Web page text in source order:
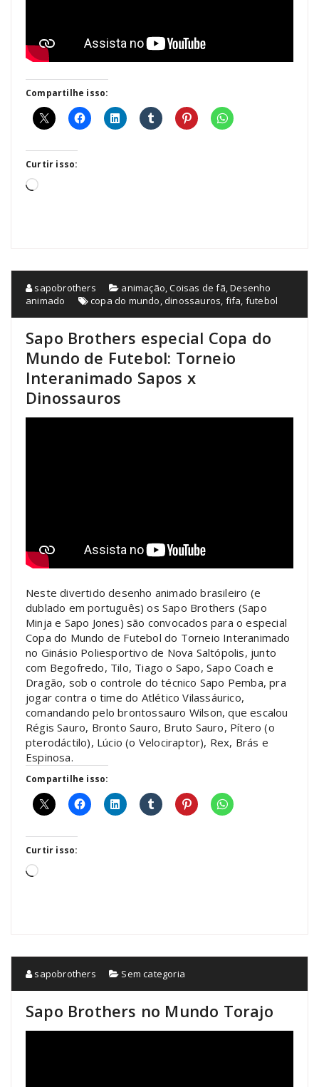
Compartilhe isso:
Curtir isso:
Carregando...
sapobrothers animação,Coisas de fã,Desenho
animado
copa do mundo,dinossauros, fifa, futebol
Sapo Brothers especial Copa do
Mundo de Futebol: Torneio
Interanimado Sapos x
Dinossauros
Neste divertido desenho animado brasileiro (e
dublado em português) os Sapo Brothers (Sapo
Minja e Sapo Jones) são convocados para o especial
Copa do Mundo de Futebol do Torneio Interanimado
no Ginásio Poliesportivo de Nova Saltópolis, junto
com Begofredo, Tilo, Tiago o Sapo, Sapo Coach e
Dragão, sob o controle do técnico Sapo Pemba, pra
jogar contra o time do Atlético Vilassáurico,
comandando pelo brontossauro Wilson, que escalou
Régis Sauro, Bronto Sauro, Bruto Sauro, Pítero (o
pterodáctilo), Lúcio (o Velociraptor), Rex, Brás e
Espinosa.
Compartilhe isso:
Curtir isso:
Carregando...
sapobrothers Sem categoria
Sapo Brothers no Mundo Torajo